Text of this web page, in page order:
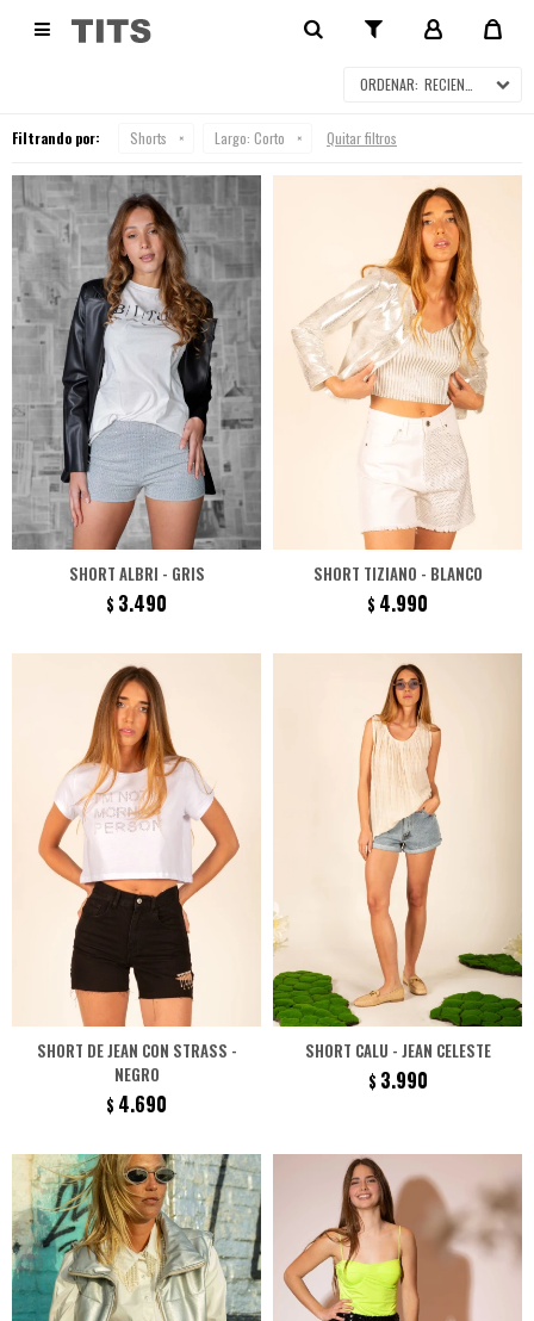
 SHORTS
RECIENTES
Filtrando por: Shorts Largo: Corto Quitar filtros
SHORT ALBRI - GRIS
$ 3.490
SHORT TIZIANO - BLANCO
$ 4.990
SHORT DE JEAN CON STRASS -
NEGRO
$ 4.690
SHORT CALU - JEAN CELESTE
$ 3.990